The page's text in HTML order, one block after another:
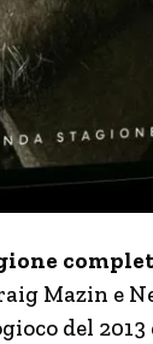
Mazin e
del